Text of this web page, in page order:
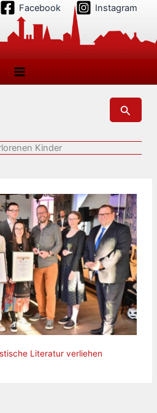
Facebook Instagram
Suchen
Kinder
Literatur verliehen